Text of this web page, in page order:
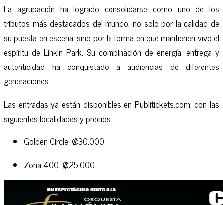
La agrupación ha logrado consolidarse como uno de los
tributos más destacados del mundo, no solo por la calidad de
su puesta en escena, sino por la forma en que mantienen vivo el
espíritu de Linkin Park. Su combinación de energía, entrega y
autenticidad ha conquistado a audiencias de diferentes
generaciones.
Las entradas ya están disponibles en Publitickets.com, con las
siguientes localidades y precios:
Golden Circle: ₡30.000
Zona 400: ₡25.000